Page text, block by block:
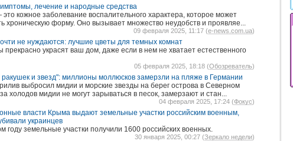
лечение и народные средства
кожное заболевание воспалительного характера, которое может
хроническую форму. Оно вызывает множество неудобств и проявляе...
09 февраля 2025, 11:17 (e-news.com.ua)
не нуждаются: лучшие цветы для темных комнат
прекрасно украсят ваш дом, даже если в нем не хватает естественного
05 февраля 2025, 18:18 (Обозреватель)
ракушек и звезд": миллионы моллюсков замерзли на пляже в Германии
выбросил мидии и морские звезды на берег острова в Северном
холодов мидии не могут зарываться в песок, замерзают и стан...
04 февраля 2025, 17:24 (Фокус)
власти Крыма выдают земельные участки российским военным,
украинцев
году земельные участки получили 1600 российских военных.
30 января 2025, 00:27 (Зеркало недели)